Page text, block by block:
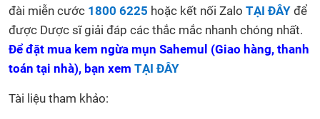
đài miễn cước 1800 6225 hoặc kết nối Zalo TẠI ĐÂY để
được Dược sĩ giải đáp các thắc mắc nhanh chóng nhất.
Để đặt mua kem ngừa mụn Sahemul (Giao hàng, thanh
toán tại nhà), bạn xem TẠI ĐÂY
Tài liệu tham khảo: